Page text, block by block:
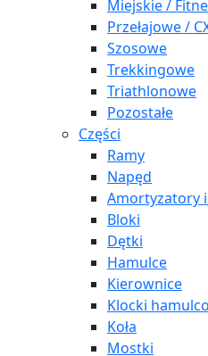
Miejskie /
Przełajowe /
Szosowe
Trekkingowe
Triathlonowe
Pozostałe
Części
Ramy
Napęd
Amortyzatory
Bloki
Dętki
Hamulce
Kierownice
Klocki
Koła
Mostki